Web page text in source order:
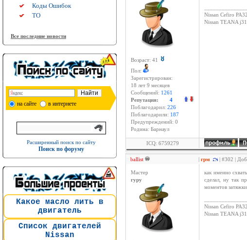
Коды Ошибок
ТО
Все последние новости
на сайте в интернете
Расширенный поиск по сайту
Поиск по форуму
Какое масло лить в
двигатель
Список двигателей
Nissan
Возраст: 41
Пол:
Зарегистрирован:
18 лет 9 месяцев
Сообщений: 1261
Репутация: 4
Поблагодарил: 226
Поблагодарили: 187
Предупреждений: 0
Родина: Барнаул
Nissan Cefiro
Nissan TEANA
ICQ: 6759279
ballist | грм | #302 |
Мастер
гуру
как именно
сделал, ну так
моментов затяжки
Nissan Cefiro
Nissan TEANA